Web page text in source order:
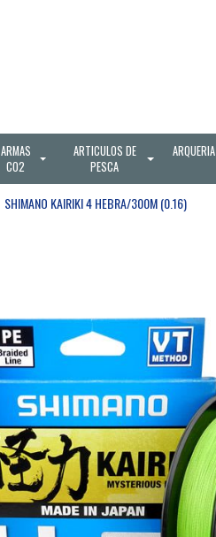
ARMAS
CO2
ARTICULOS DE
PESCA
ARQUERIA
SHIMANO KAIRIKI 4 HEBRA/300M (0.16)